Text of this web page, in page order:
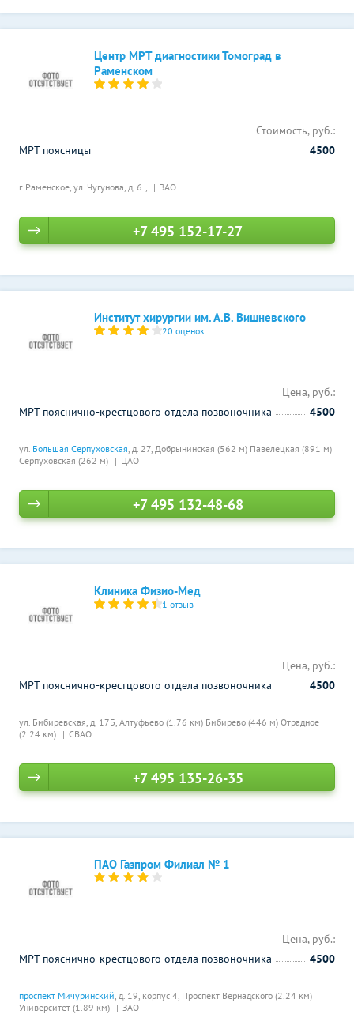
Центр МРТ диагностики Томоград в
Раменском
г. Раменское, ул. Чугунова, д. 6., ЗАО
Стоимость, руб.:
МРТ поясницы
4500
+7 495 152-17-27
Институт хирургии им. А.В. Вишневского
20 оценок
ул. Большая Серпуховская, д. 27, Добрынинская (562 м) Павелецкая (891 м)
Серпуховская (262 м)
ЦАО
Цена, руб.:
МРТ пояснично-крестцового отдела позвоночника
4500
+7 495 132-48-68
Клиника Физио-Мед
1 отзыв
ул. Бибиревская, д. 17Б, Алтуфьево (1.76 км) Бибирево (446 м) Отрадное
(2.24 км)
СВАО
Цена, руб.:
МРТ пояснично-крестцового отдела позвоночника
4500
+7 495 135-26-35
ПАО Газпром Филиал № 1
проспект Мичуринский, д. 19, корпус 4, Проспект Вернадского (2.24 км)
Университет (1.89 км)
ЗАО
Цена, руб.:
МРТ пояснично-крестцового отдела позвоночника
4500